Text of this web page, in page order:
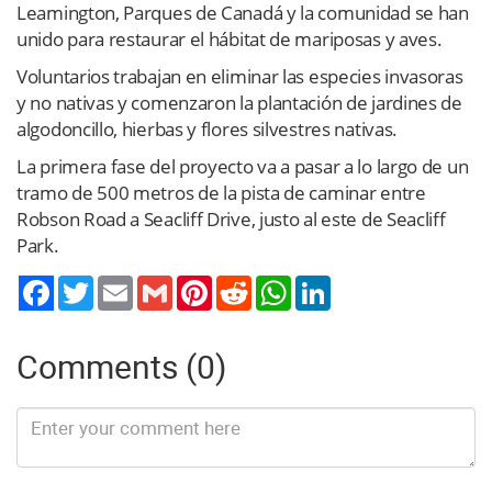
Leamington, Parques de Canadá y la comunidad se han
unido para restaurar el hábitat de mariposas y aves.
Voluntarios trabajan en eliminar las especies invasoras
y no nativas y comenzaron la plantación de jardines de
algodoncillo, hierbas y flores silvestres nativas.
La primera fase del proyecto va a pasar a lo largo de un
tramo de 500 metros de la pista de caminar entre
Robson Road a Seacliff Drive, justo al este de Seacliff
Park.
TwitterEmail Gmail PinterestReddit WhatsApp
Comments (0)